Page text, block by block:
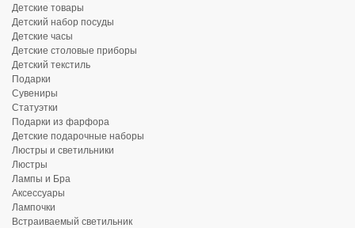
Детские товары
Детский набор посуды
Детские часы
Детские столовые приборы
Детский текстиль
Подарки
Сувениры
Статуэтки
Подарки из фарфора
Детские подарочные наборы
Люстры и светильники
Люстры
Лампы и Бра
Аксессуары
Лампочки
Встраиваемый светильник